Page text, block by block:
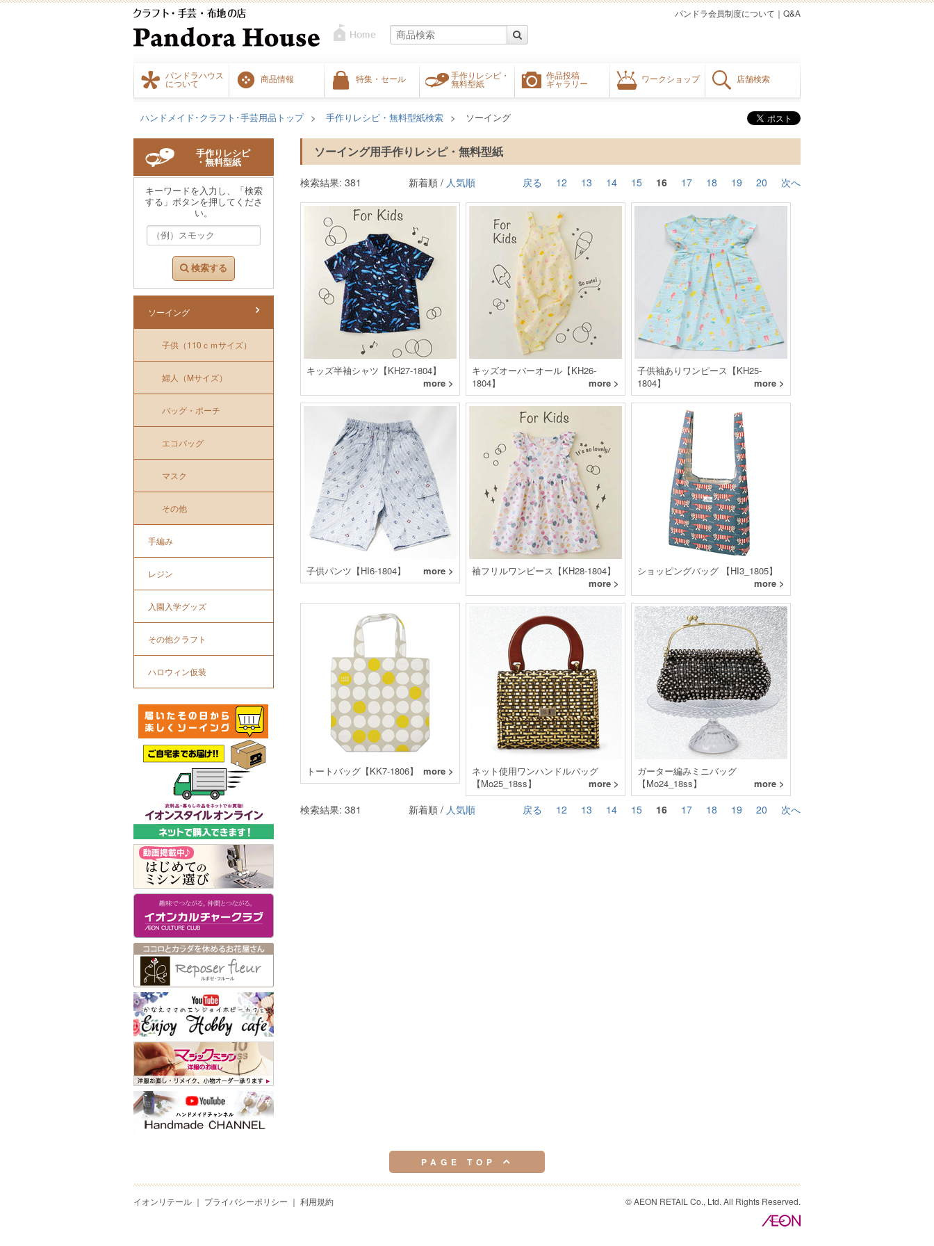
パンドラハウス
について
商品情報 特集・セール
手作りレシピ・
無料型紙
作品投稿
ギャラリー
ワークショップ 店舗検索
Q&A
｜
パンドラ会員制度について
ハンドメイド･クラフト･手芸用品トップ 手作りレシピ・無料型紙検索 ソーイング
ソーイング用手作りレシピ・無料型紙
検索結果: 381 戻る 12 13 14 15 16 17 18 19 20 次へ
新着順 / 人気順
キッズ半袖シャツ【KH27-1804】
more >
キッズオーバーオール【KH26-
1804】
more >
子供袖ありワンピース【KH25-
1804】
more >
子供パンツ【HI6-1804】 more >
袖フリルワンピース【KH28-1804】
more >
ショッピングバッグ 【HI3_1805】
more >
トートバッグ【KK7-1806】 more >
ネット使用ワンハンドルバッグ
【Mo25_18ss】
more >
ガーター編みミニバッグ
【Mo24_18ss】
more >
検索結果: 381 戻る 12 13 14 15 16 17 18 19 20 次へ
新着順 / 人気順
手作りレシピ
・無料型紙
キーワードを入力し、「検索
する」ボタンを押してくださ
い。
検索する
ソーイング
子供（110ｃｍサイズ）
婦人（Mサイズ）
バッグ・ポーチ
エコバッグ
マスク
その他
手編み
レジン
入園入学グッズ
その他クラフト
ハロウィン仮装
PAGE TOP
イオンリテール ｜ プライバシーポリシー ｜ 利用規約 © AEON RETAIL Co., Ltd. All Rights Reserved.